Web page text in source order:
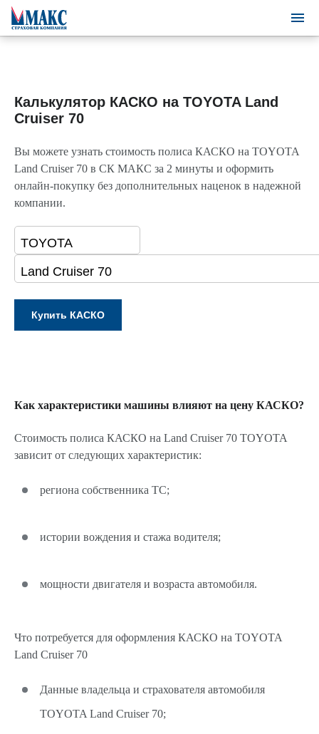
Калькулятор КАСКО на TOYOTA Land
Cruiser 70
Вы можете узнать стоимость полиса КАСКО на TOYOTA
Land Cruiser 70 в СК МАКС за 2 минуты и оформить
онлайн-покупку без дополнительных наценок в надежной
компании.
Как характеристики машины влияют на цену КАСКО?
Стоимость полиса КАСКО на Land Cruiser 70 TOYOTA
зависит от следующих характеристик:
региона собственника ТС;
истории вождения и стажа водителя;
мощности двигателя и возраста автомобиля.
Что потребуется для оформления КАСКО на TOYOTA
Land Cruiser 70
Данные владельца и страхователя автомобиля
TOYOTA Land Cruiser 70;